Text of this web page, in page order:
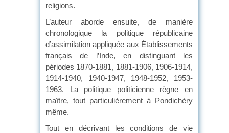
religions.
L’auteur aborde ensuite, de manière
chronologique la politique républicaine
d’assimilation appliquée aux Établissements
français de l’Inde, en distinguant les
périodes 1870-1881, 1881-1906, 1906-1914,
1914-1940, 1940-1947, 1948-1952, 1953-
1963. La politique politicienne règne en
maître, tout particulièrement à Pondichéry
même.
Tout en décrivant les conditions de vie